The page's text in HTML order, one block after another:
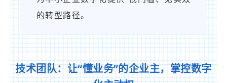
的转型路径。
技术团队：让“懂业务”的企业主，掌控数字